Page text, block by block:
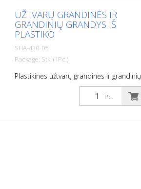
UŽTVARŲ GRANDINĖS IR
GRANDINIŲ GRANDYS IŠ
PLASTIKO
SHA-430_05
Package: Stk. (1Pc.)
Plastikinės užtvarų grandinės ir grandinių
grandys, 6 mm storio užtvarų grandinės,
raudonos / baltos spalvos, pakuotės
Pc.